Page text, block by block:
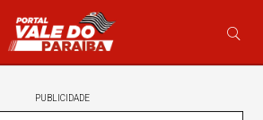
PUBLICIDADE